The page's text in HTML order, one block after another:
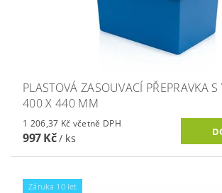
PLASTOVÁ ZASOUVACÍ PŘEPRAVKA
400 X 440 MM
1 206,37 Kč včetně DPH
997 Kč/ ks
Záruka 10 let